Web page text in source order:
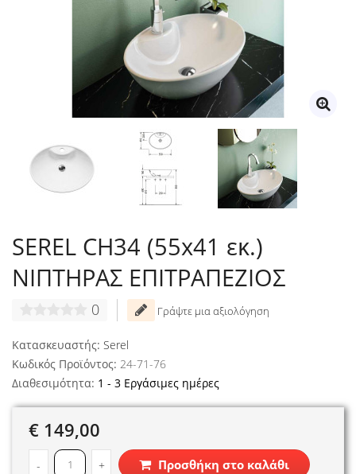
SEREL CH34 (55x41 εκ.)
ΝΙΠΤΗΡΑΣ ΕΠΙΤΡΑΠΕΖΙΟΣ
0 Γράψτε μια αξιολόγηση
Κατασκευαστής: Serel
Κωδικός Προϊόντος: 24-71-76
Διαθεσιμότητα: 1 - 3 Εργάσιμες ημέρες
€ 149,00
- + Προσθήκη στο καλάθι